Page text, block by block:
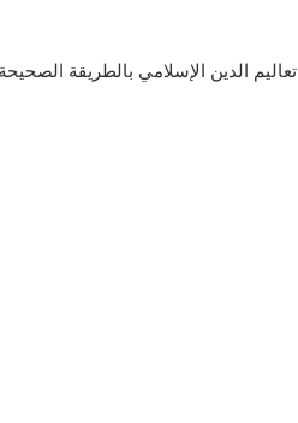
الدين الإسلامي بالطريقة